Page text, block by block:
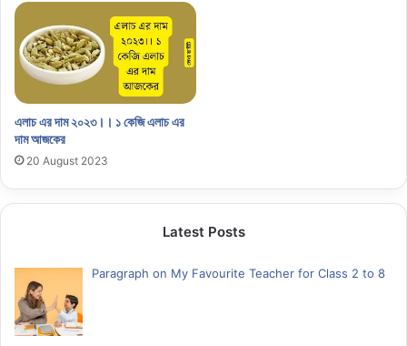
এলাচ এর দাম ২০২৩।। ১ কেজি এলাচ এর
দাম আজকের
20 August 2023
Latest Posts
Paragraph on My Favourite Teacher for Class 2 to 8